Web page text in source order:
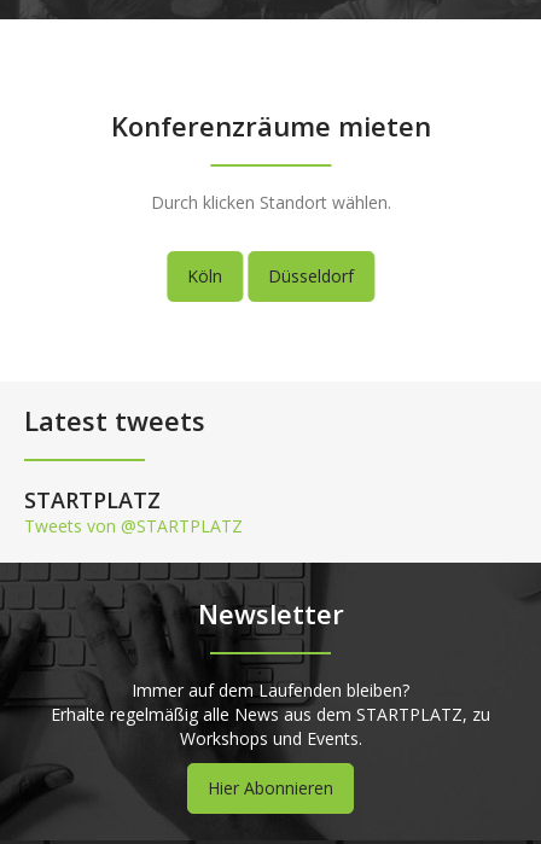
Konferenzräume mieten
Durch klicken Standort wählen.
Köln Düsseldorf
Latest tweets
STARTPLATZ
Tweets von @STARTPLATZ
Newsletter
Immer auf dem Laufenden bleiben?
Erhalte regelmäßig alle News aus dem STARTPLATZ, zu
Workshops und Events.
Hier Abonnieren